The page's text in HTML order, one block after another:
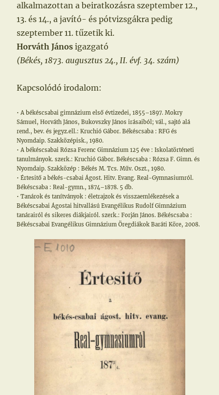
alkalmazottan a beiratkozásra szeptember 12.,
13. és 14., a javító- és pótvizsgákra pedig
szeptember 11. tűzetik ki.
Horváth János igazgató
(Békés, 1873. augusztus 24., II. évf. 34. szám)
Kapcsolódó irodalom:
• A békéscsabai gimnázium első évtizedei, 1855–1897. Mokry
Sámuel, Horváth János, Bukovszky János irásaiból; vál., sajtó alá
rend., bev. és jegyz.ell.: Kruchió Gábor. Békéscsaba : RFG és
Nyomdaip. Szakközépisk., 1980.
• A békéscsabai Rózsa Ferenc Gimnázium 125 éve : Iskolatörténeti
tanulmányok. szerk.: Kruchió Gábor. Békéscsaba : Rózsa F. Gimn. és
Nyomdaip. Szakközép : Békés M. Tcs. Műv. Oszt., 1980.
• Értesitő a békés-csabai Ágost. Hitv. Evang. Real-Gymnasiumról.
Békéscsaba : Real-gymn., 1874–1878. 5 db.
• Tanárok és tanítványok : életrajzok és visszaemlékezések a
Békéscsabai Ágostai hitvallású Evangélikus Rudolf Gimnázium
tanárairól és sikeres diákjairól. szerk.: Forján János. Békéscsaba :
Békéscsabai Evangélikus Gimnázium Öregdiákok Baráti Köre, 2008.